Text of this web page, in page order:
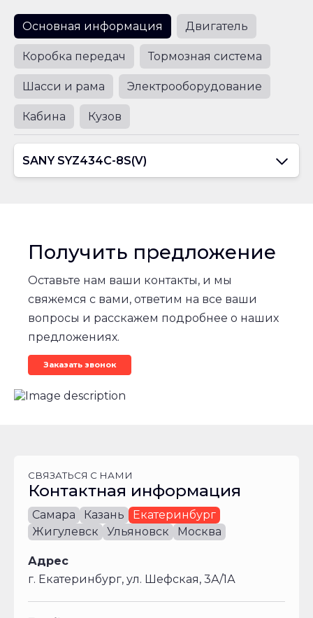
Основная информация Двигатель
Коробка передач Тормозная система
Шасси и рама Электрооборудование
Кабина Кузов
SANY SYZ434C-8S(V)
8х4
Снаряженная
автомобиля,
кг
23
500
Технически
ОТТС),
кг
42
000
Колесная
мм
Получить предложение
Оставьте нам ваши контакты, и мы
свяжемся с вами, ответим на все ваши
вопросы и расскажем подробнее о наших
предложениях.
Заказать звонок
СВЯЗАТЬСЯ С НАМИ
Контактная информация
Самара Казань
Екатеринбург
Жигулевск
Ульяновск Москва
Адрес
г. Екатеринбург, ул. Шефская, 3А/1А